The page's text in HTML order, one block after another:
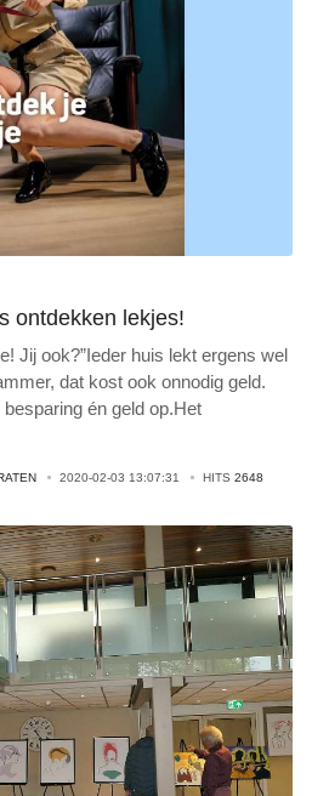
ontdekken lekjes!
Jij ook?”Ieder huis lekt ergens wel
dat kost ook onnodig geld.
én geld op.Het
2020-02-03 13:07:31 HITS 2648